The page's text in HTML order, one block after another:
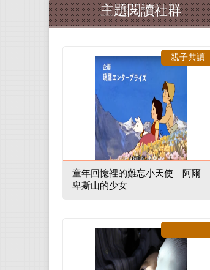
主題閱讀社群
童年回憶裡的難忘小天使—阿爾
卑斯山的少女
親子共讀